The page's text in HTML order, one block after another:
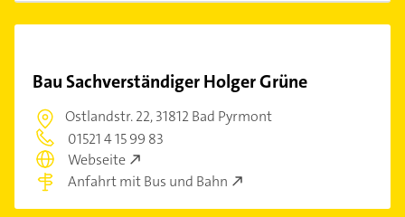
Bau Sachverständiger Holger Grüne
Ostlandstr. 22,31812 Bad Pyrmont
01521 4 15 99 83
Webseite
Anfahrt mit Bus und Bahn